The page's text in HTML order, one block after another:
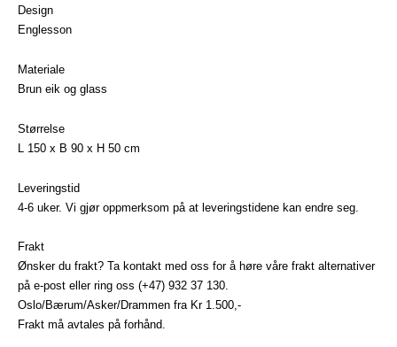
antall
Design
Englesson
Materiale
Brun eik og glass
Størrelse
L 150 x B 90 x H 50 cm
Leveringstid
4-6 uker. Vi gjør oppmerksom på at leveringstidene kan endre seg.
Frakt
Ønsker du frakt? Ta kontakt med oss for å høre våre frakt alternativer
på e-post eller ring oss (+47) 932 37 130.
Oslo/Bærum/Asker/Drammen fra Kr 1.500,-
Frakt må avtales på forhånd.